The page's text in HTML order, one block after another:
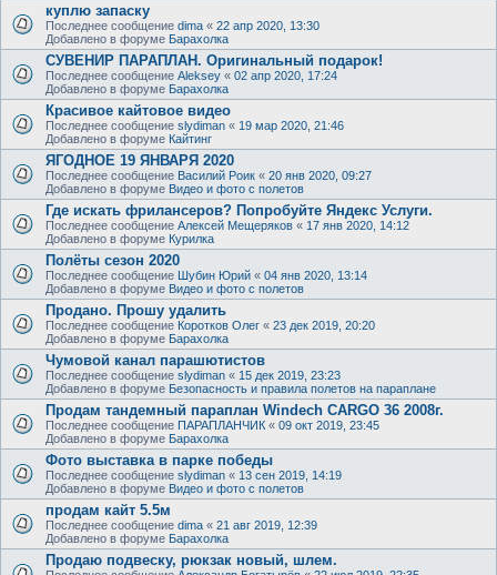
куплю запаску
Последнее сообщение dima « 22 апр 2020, 13:30
Добавлено в форуме Барахолка
СУВЕНИР ПАРАПЛАН. Оригинальный подарок!
Последнее сообщение Aleksey « 02 апр 2020, 17:24
Добавлено в форуме Барахолка
Красивое кайтовое видео
Последнее сообщение slydiman « 19 мар 2020, 21:46
Добавлено в форуме Кайтинг
ЯГОДНОЕ 19 ЯНВАРЯ 2020
Последнее сообщение Василий Роик « 20 янв 2020, 09:27
Добавлено в форуме Видео и фото с полетов
Где искать фрилансеров? Попробуйте Яндекс Услуги.
Последнее сообщение Алексей Мещеряков « 17 янв 2020, 14:12
Добавлено в форуме Курилка
Полёты сезон 2020
Последнее сообщение Шубин Юрий « 04 янв 2020, 13:14
Добавлено в форуме Видео и фото с полетов
Продано. Прошу удалить
Последнее сообщение Коротков Олег « 23 дек 2019, 20:20
Добавлено в форуме Барахолка
Чумовой канал парашютистов
Последнее сообщение slydiman « 15 дек 2019, 23:23
Добавлено в форуме Безопасность и правила полетов на параплане
Продам тандемный параплан Windech CARGO 36 2008г.
Последнее сообщение ПАРАПЛАНЧИК « 09 окт 2019, 23:45
Добавлено в форуме Барахолка
Фото выставка в парке победы
Последнее сообщение slydiman « 13 сен 2019, 14:19
Добавлено в форуме Видео и фото с полетов
продам кайт 5.5м
Последнее сообщение dima « 21 авг 2019, 12:39
Добавлено в форуме Барахолка
Продаю подвеску, рюкзак новый, шлем.